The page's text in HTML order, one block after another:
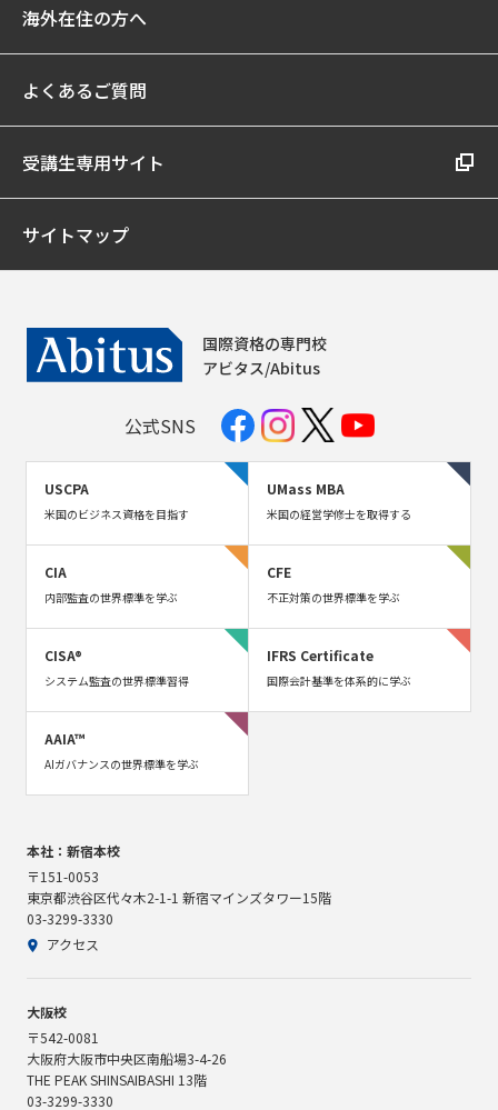
海外在住の方へ
よくあるご質問
受講生専用サイト
サイトマップ
国際資格の専門校
アビタス/Abitus
公式SNS
USCPA
米国のビジネス資格を目指す
UMass MBA
米国の経営学修士を取得する
CIA
内部監査の世界標準を学ぶ
CFE
不正対策の世界標準を学ぶ
CISA®
システム監査の世界標準習得
IFRS Certificate
国際会計基準を体系的に学ぶ
AAIA™
AIガバナンスの世界標準を学ぶ
本社：新宿本校
〒151-0053
東京都渋谷区代々木2-1-1 新宿マインズタワー15階
03-3299-3330
アクセス
大阪校
〒542-0081
大阪府大阪市中央区南船場3-4-26
THE PEAK SHINSAIBASHI 13階
03-3299-3330